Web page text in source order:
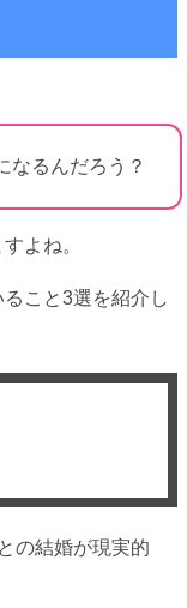
なるんだろう？
よね。
こと3選を紹介し
の結婚が現実的